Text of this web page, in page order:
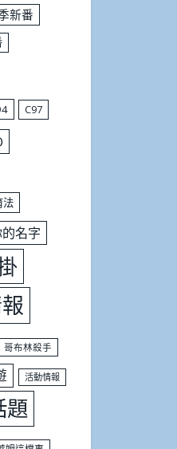
新番
C97
法
名字
哥布林殺手
活動情報
題